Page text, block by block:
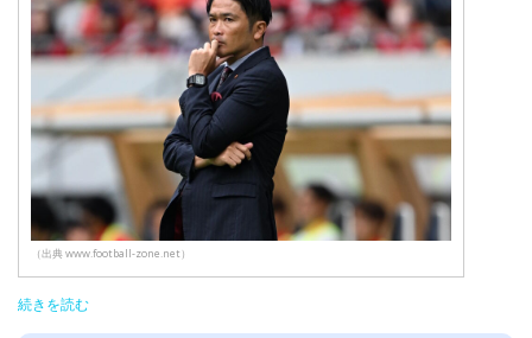
（出典 www.football-zone.net）
続きを読む